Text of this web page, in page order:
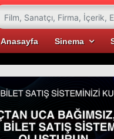
Anasayfa Sinema